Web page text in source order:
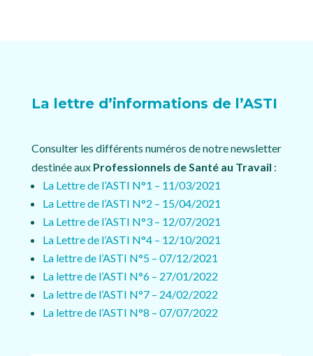
La lettre d’informations de l’ASTI
Consulter les différents numéros de notre newsletter
destinée auxProfessionnels de Santé au Travail :
La Lettre de l’ASTI N°1 – 11/03/2021
La Lettre de l’ASTI N°2 – 15/04/2021
La Lettre de l’ASTI N°3 – 12/07/2021
La Lettre de l’ASTI N°4 – 12/10/2021
La lettre de l’ASTI N°5 – 07/12/2021
La lettre de l’ASTI N°6 – 27/01/2022
La lettre de l’ASTI N°7 – 24/02/2022
La lettre de l’ASTI N°8 – 07/07/2022